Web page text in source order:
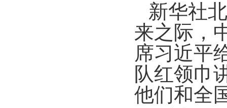
新华社
来之际，
席习近平
队红领巾
他们和全